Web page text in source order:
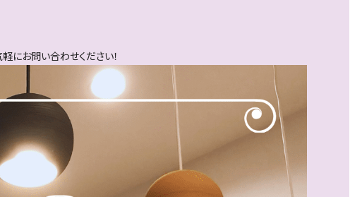
にお問い合わせください！